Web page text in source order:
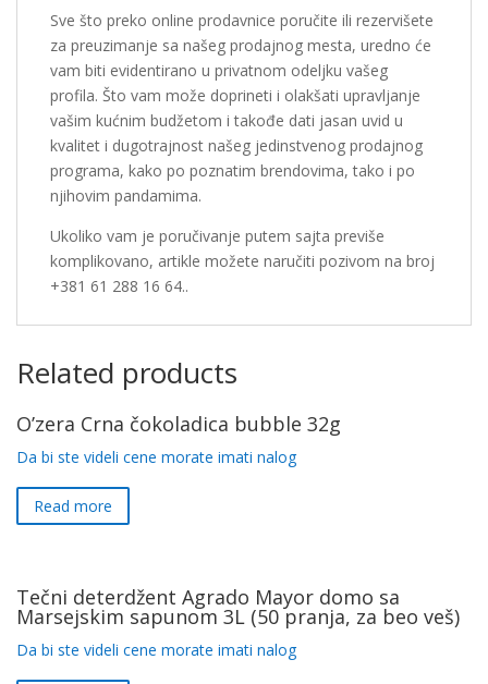
Sve što preko online prodavnice poručite ili rezervišete
za preuzimanje sa našeg prodajnog mesta, uredno će
vam biti evidentirano u privatnom odeljku vašeg
profila. Što vam može doprineti i olakšati upravljanje
vašim kućnim budžetom i takođe dati jasan uvid u
kvalitet i dugotrajnost našeg jedinstvenog prodajnog
programa, kako po poznatim brendovima, tako i po
njihovim pandamima.
Ukoliko vam je poručivanje putem sajta previše
komplikovano, artikle možete naručiti pozivom na broj
+381 61 288 16 64..
Related products
O’zera Crna čokoladica bubble 32g
Da bi ste videli cene morate imati nalog
Read more
Tečni deterdžent Agrado Mayor domo sa
Marsejskim sapunom 3L (50 pranja, za beo veš)
Da bi ste videli cene morate imati nalog